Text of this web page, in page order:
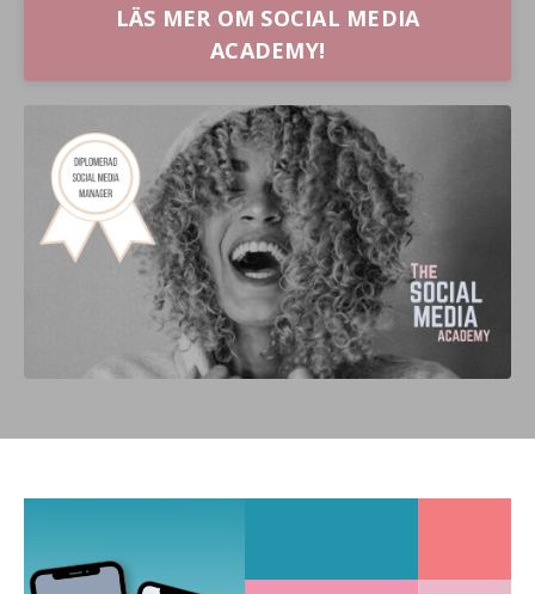
LÄS MER OM SOCIAL MEDIA
ACADEMY!